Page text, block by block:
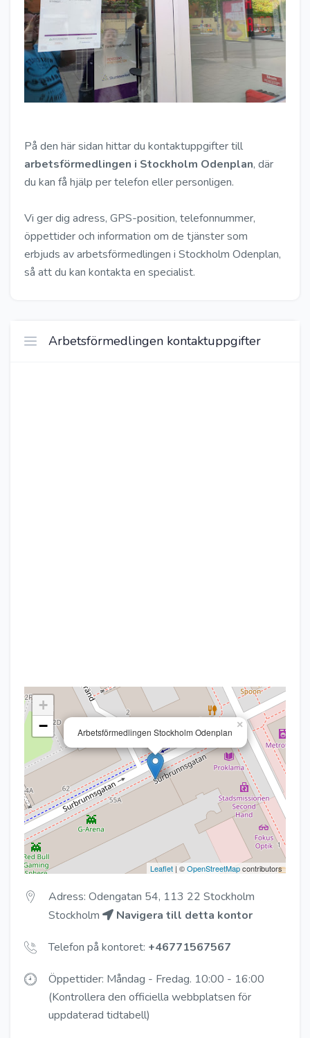
På den här sidan hittar du kontaktuppgifter till
arbetsförmedlingen i Stockholm Odenplan, där
du kan få hjälp per telefon eller personligen.
Vi ger dig adress, GPS-position, telefonnummer,
öppettider och information om de tjänster som
erbjuds av arbetsförmedlingen i Stockholm Odenplan,
så att du kan kontakta en specialist.
Arbetsförmedlingen kontaktuppgifter
Arbetsförmedlingen Stockholm Odenplan
×
+
−
Leaflet | ©OpenStreetMapcontributors
Adress: Odengatan 54, 113 22 Stockholm
Stockholm
Navigera till detta kontor
Telefon på kontoret: +46771567567
Öppettider: Måndag - Fredag. 10:00 - 16:00
(Kontrollera den officiella webbplatsen för
uppdaterad tidtabell)